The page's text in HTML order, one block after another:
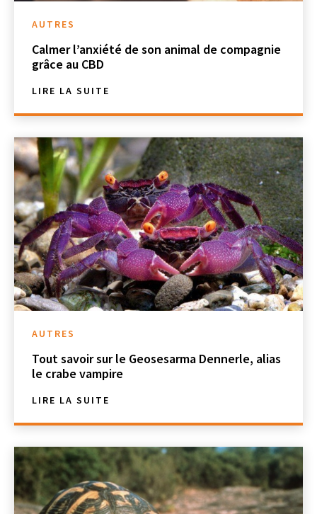
AUTRES
Calmer l’anxiété de son animal de compagnie
grâce au CBD
LIRE LA SUITE
AUTRES
Tout savoir sur le Geosesarma Dennerle, alias
le crabe vampire
LIRE LA SUITE